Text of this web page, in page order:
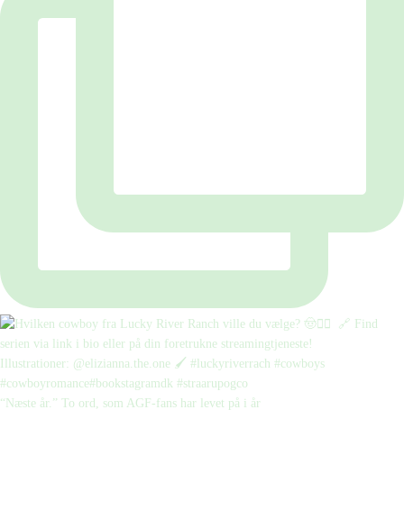
“Næste år.” To ord, som AGF-fans har levet på i år